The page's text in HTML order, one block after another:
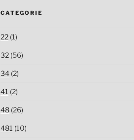
CATEGORIE
22(1)
32(56)
34(2)
41 (2)
48(26)
481 (10)